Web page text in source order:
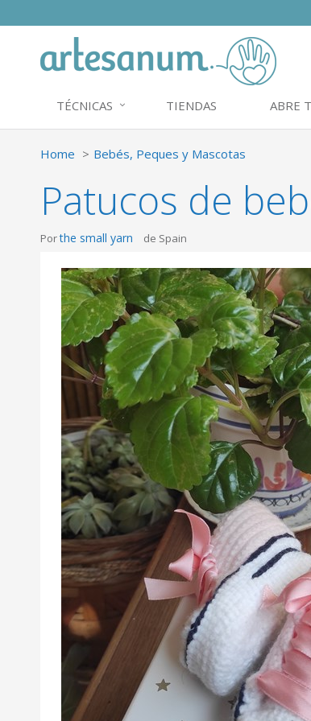
TÉCNICAS TIENDAS ABRE
Home Bebés, Peques y Mascotas
Patucos de
Porthe small yarn de Spain